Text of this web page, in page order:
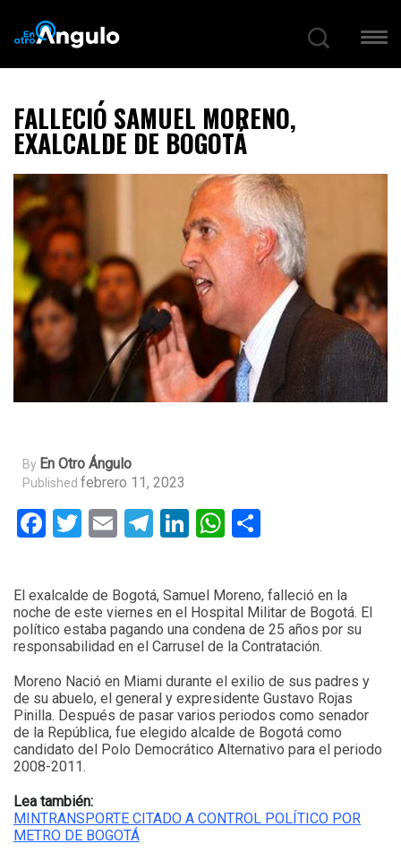
FALLECIÓ SAMUEL MORENO,
EXALCALDE DE BOGOTÁ
By En Otro Ángulo
Published febrero 11, 2023
Facebook
Twitter
EmailTelegram
LinkedIn
WhatsApp
El exalcalde de Bogotá, Samuel Moreno, falleció en la
noche de este viernes en el Hospital Militar de Bogotá. El
político estaba pagando una condena de 25 años por su
responsabilidad en el Carrusel de la Contratación.
Moreno Nació en Miami durante el exilio de sus padres y
de su abuelo, el general y expresidente Gustavo Rojas
Pinilla. Después de pasar varios periodos como senador
de la República, fue elegido alcalde de Bogotá como
candidato del Polo Democrático Alternativo para el periodo
2008-2011.
Lea también:
MINTRANSPORTE CITADO A CONTROL POLÍTICO POR
METRO DE BOGOTÁ